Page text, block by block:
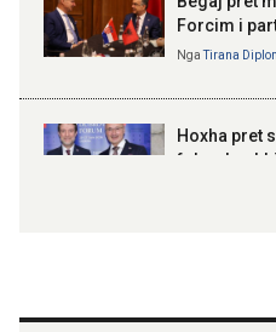
Forcim i
NgaTirana
Hoxha pret
fokus
partneritetit